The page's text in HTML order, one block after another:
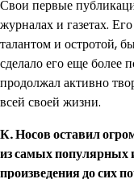
Свои первые
журналах и газетах.
талантом и остротой,
сделало его еще более
продолжал активно
всей своей жизни.
К. Носов оставил
из самых популярных
произведения до сих